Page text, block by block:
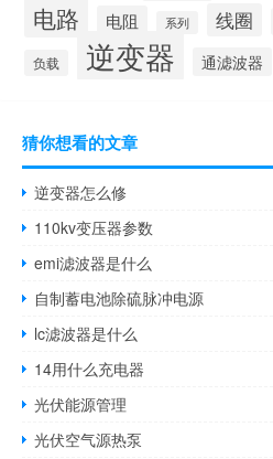
电路 电阻 系列 线圈
负载 逆变器 通滤波器
猜你想看的文章
逆变器怎么修
110kv变压器参数
emi滤波器是什么
自制蓄电池除硫脉冲电源
lc滤波器是什么
14用什么充电器
光伏能源管理
光伏空气源热泵